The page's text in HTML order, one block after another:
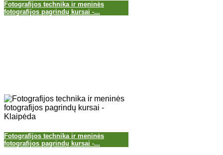
Fotografijos technika ir meninės
fotografijos pagrindų kursai -...
Fotografijos technika ir meninės
fotografijos pagrindų kursai -...